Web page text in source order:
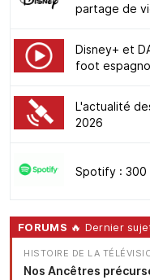
partage de
Disney+ et
foot
L'actualité
2026
Spotify : 300
FORUMS 🔥 Dernier
HISTOIRE DE LA
Nos Ancêtres